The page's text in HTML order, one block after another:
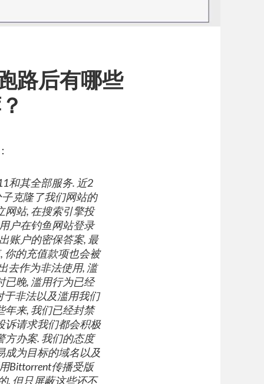
路后有哪些
和其全部服务. 近2
克隆了我们网站的
网站, 在搜索引擎投
户在钓鱼网站登录
账户的密保答案, 最
你的充值款项也会被
去作为非法使用, 滥
已晚, 滥用行为已经
于非法以及滥用我们
年来, 我们已经封禁
诉请求我们都会积极
方办案. 我们的态度
成为目标的域名以及
Bittorrent传播受版
. 但只屏蔽这些还不